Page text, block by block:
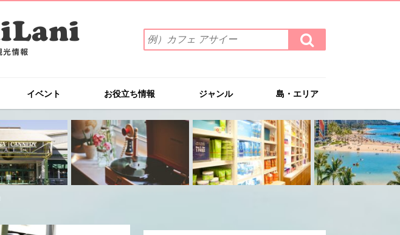
索
ワ
を
入
力
(例）
カ
フ
ェ
イ
検
索
す
イベント お役立ち情報 ジャンル 島・エリア